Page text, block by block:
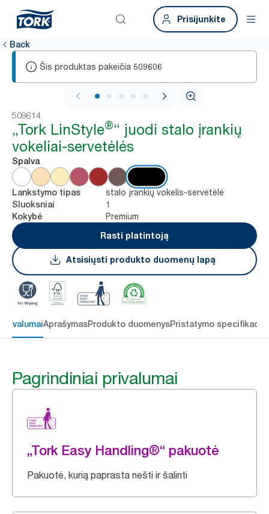
Prisijunkite
Back
Šis produktas pakeičia 509606
1 / 5
509614
„Tork LinStyle®“ juodi stalo įrankių
vokeliai-servetėlės
Spalva
Lankstymo tipas stalo įrankių vokelis-servetėlė
Sluoksniai 1
Kokybė
Premium
Rasti platintoją
Atsisiųsti produkto duomenų lapą
AprašymasProdukto duomenysPristatymo
Pagrindiniai privalumai
„Tork Easy Handling®“ pakuotė
Pakuotė, kurią paprasta nešti ir šalinti